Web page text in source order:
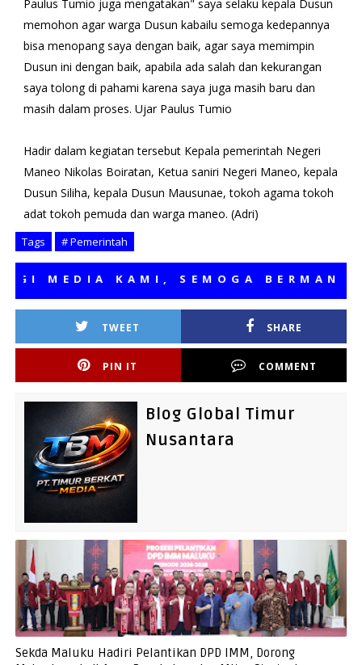
Paulus Tumio juga mengatakan" saya selaku kepala Dusun
memohon agar warga Dusun kabailu semoga kedepannya
bisa menopang saya dengan baik, agar saya memimpin
Dusun ini dengan baik, apabila ada salah dan kekurangan
saya tolong di pahami karena saya juga masih baru dan
masih dalam proses. Ujar Paulus Tumio
Hadir dalam kegiatan tersebut Kepala pemerintah Negeri
Maneo Nikolas Boiratan, Ketua saniri Negeri Maneo, kepala
Dusun Siliha, kepala Dusun Mausunae, tokoh agama tokoh
adat tokoh pemuda dan warga maneo. (Adri)
Tags # Pemerintah
KAMI, SEMOGA BERMANFAAT
TWEET SHARE
PIN IT COMMENT
Blog Global Timur
Nusantara
Sekda Maluku Hadiri Pelantikan DPD IMM, Dorong